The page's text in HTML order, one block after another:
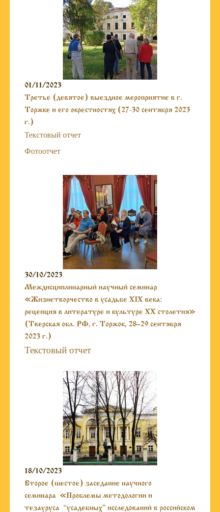
01/11/2023
Третье (девятое) выездное мероприятие в г.
Торжке и его окрестностях (27-30 сентября 2023
г.)
Текстовый отчет
Фотоотчет
30/10/2023
Междисциплинарный научный семинар
«Жизнетворчество в усадьбе XIX века:
рецепция в литературе и культуре XX столетия»
(Тверская обл. РФ, г. Торжок, 28–29 сентября
2023 г.)
Текстовый отчет
18/10/2023
Второе (шестое) заседание научного
семинара «Проблемы методологии и
тезауруса “усадебных” исследований в российском